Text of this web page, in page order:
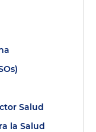
Salud
la Salud